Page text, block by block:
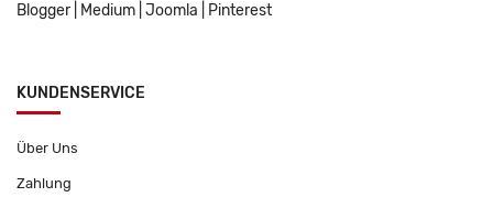
Blogger
Medium Joomla Pinterest
KUNDENSERVICE
Über Uns
Zahlung